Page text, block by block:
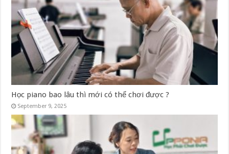
Học piano bao lâu thì mới có thể chơi được ?
September 9, 2025